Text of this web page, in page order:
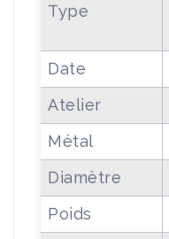
Type
Date
Atelier
Métal
Diamètre
Poids